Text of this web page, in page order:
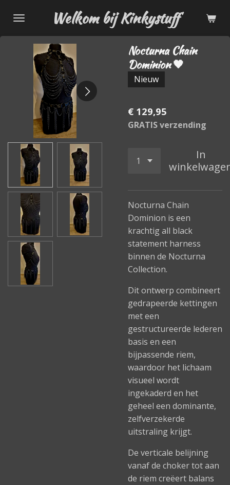
direct
naar
hoofdinhoud
Welkom bij Kinkystuff
Nocturna Chain
Dominion 🖤
Nieuw
€ 129,95
GRATIS verzending
In
Nocturna Chain
Dominion is een
krachtig all black
statement harness
binnen de Nocturna
Collection.
Dit ontwerp combineert
gedrapeerde kettingen
met een
gestructureerde lederen
basis en een
bijpassende riem,
waardoor het lichaam
visueel wordt
ingekaderd en het
geheel een dominante,
zelfverzekerde
uitstraling krijgt.
De verticale belijning
vanaf de choker tot aan
de riem creëert balans